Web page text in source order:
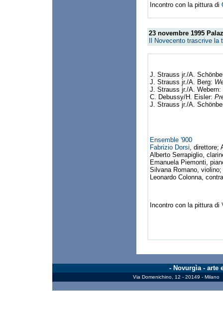
Incontro con la pittura di
23 novembre 1995
Il Novecento trascrive la
J. Strauss jr./A.
J. Strauss jr./A. Berg:
J. Strauss jr./A. Webern:
C. Debussy/H. Eisler:
J. Strauss jr./A.
Ensemble '900
Fabrizio Dorsi ,
Alberto Serrapiglio,
Emanuela Piemonti,
Silvana Romano,
Leonardo Colonna,
Incontro con la pittura di
- Novurgìa - arte
Via Domenichino, 12 - 20149 -